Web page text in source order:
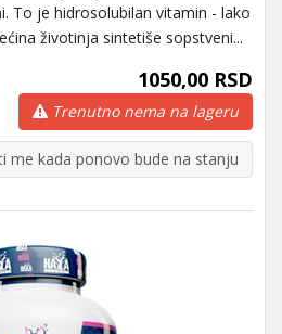
To je hidrosolubilan vitamin - lako
životinja sintetiše sopstveni...
1050,00 RSD
Trenutno nema na lageru
me kada ponovo bude na stanju